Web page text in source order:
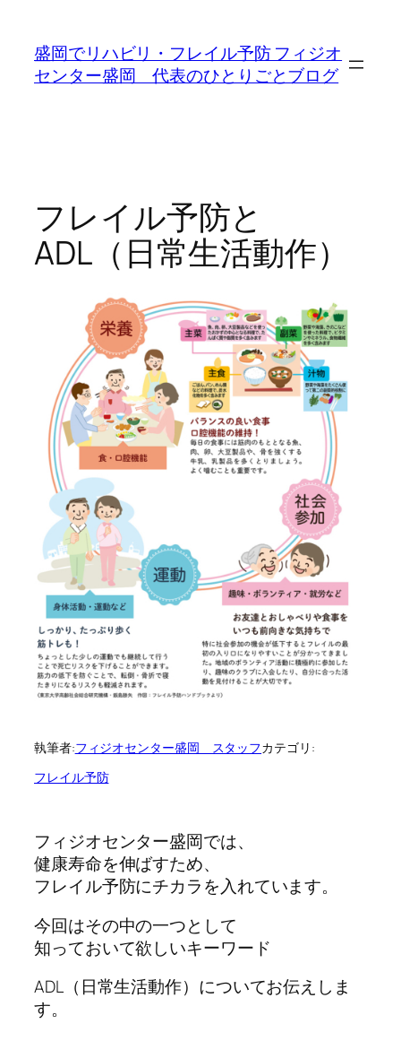
盛岡でリハビリ・フレイル予防 フィジオ
センター盛岡 代表のひとりごとブログ
フレイル予防と
ADL（日常生活動作）
執筆者:フィジオセンター盛岡 スタッフカテゴリ:
フレイル予防
フィジオセンター盛岡では、
健康寿命を伸ばすため、
フレイル予防にチカラを入れています。
今回はその中の一つとして
知っておいて欲しいキーワード
ADL（日常生活動作）についてお伝えしま
す。